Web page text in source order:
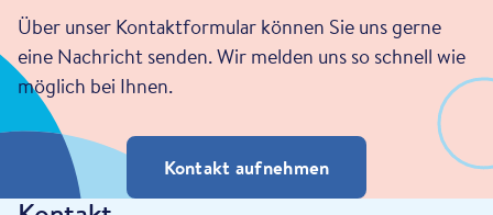
Über unser Kontaktformular können Sie uns gerne
eine Nachricht senden. Wir melden uns so schnell wie
möglich bei Ihnen.
Kontakt aufnehmen